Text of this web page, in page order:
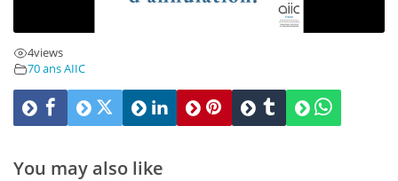
4views
70 ans AIIC
You may also like